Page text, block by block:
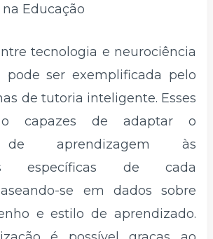
Educação
tecnologia e neurociência
pode ser exemplificada pelo
de tutoria inteligente. Esses
capazes de adaptar o
de aprendizagem às
específicas de cada
se em dados sobre
e estilo de aprendizado.